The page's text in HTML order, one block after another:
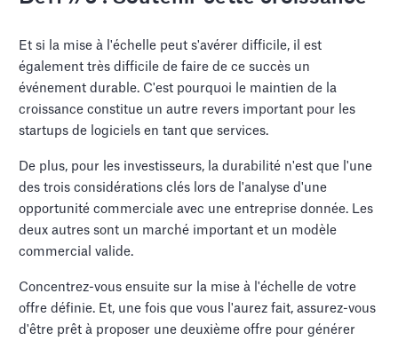
Et si la mise à l'échelle peut s'avérer difficile, il est
également très difficile de faire de ce succès un
événement durable. C'est pourquoi le maintien de la
croissance constitue un autre revers important pour les
startups de logiciels en tant que services.
De plus, pour les investisseurs, la durabilité n'est que l'une
des trois considérations clés lors de l'analyse d'une
opportunité commerciale avec une entreprise donnée. Les
deux autres sont un marché important et un modèle
commercial valide.
Concentrez-vous ensuite sur la mise à l'échelle de votre
offre définie. Et, une fois que vous l'aurez fait, assurez-vous
d'être prêt à proposer une deuxième offre pour générer